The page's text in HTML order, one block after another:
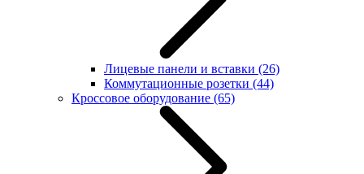
Лицевые панели и вставки (26)
Коммутационные розетки (44)
Кроссовое оборудование (65)